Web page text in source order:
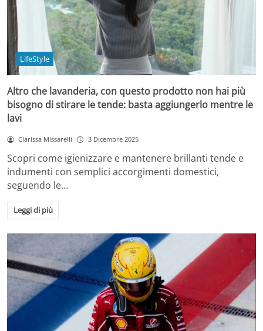
LifeStyle
Altro che lavanderia, con questo prodotto non hai più
bisogno di stirare le tende: basta aggiungerlo mentre le
lavi
Clarissa Missarelli 3 Dicembre 2025
Scopri come igienizzare e mantenere brillanti tende e
indumenti con semplici accorgimenti domestici,
seguendo le…
Leggi di più